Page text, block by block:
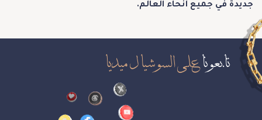
جديدة في جميع أنحاء العالم.
تابعوناعلى السوشيال ميديا